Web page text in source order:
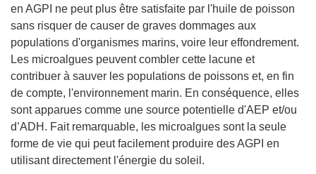
en AGPI ne peut plus être satisfaite par l'huile de poisson
sans risquer de causer de graves dommages aux
populations d'organismes marins, voire leur effondrement.
Les microalgues peuvent combler cette lacune et
contribuer à sauver les populations de poissons et, en fin
de compte, l'environnement marin. En conséquence, elles
sont apparues comme une source potentielle d'AEP et/ou
d’ADH. Fait remarquable, les microalgues sont la seule
forme de vie qui peut facilement produire des AGPI en
utilisant directement l'énergie du soleil.